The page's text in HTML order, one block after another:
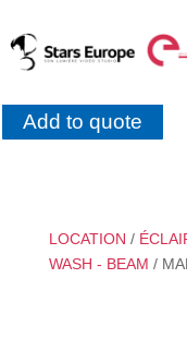
Add to quote
LOCATION /
WASH - BEAM /